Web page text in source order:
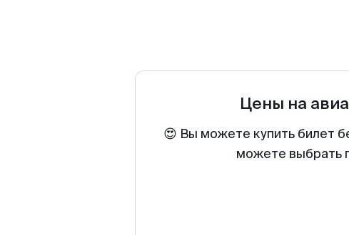
Цены на
😍 Вы можете купить билет
можете выбрать